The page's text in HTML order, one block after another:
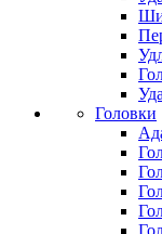
Головки